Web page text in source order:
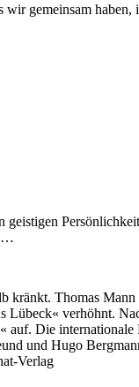
gemeinsam
…
kränkt. Thomas
verhöhnt.
Die
und Hugo
Verlag